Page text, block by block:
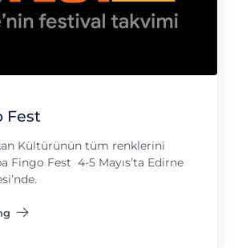
Fest
Kültürünün tüm renklerini
Fingo Fest 4-5 Mayıs’ta Edirne